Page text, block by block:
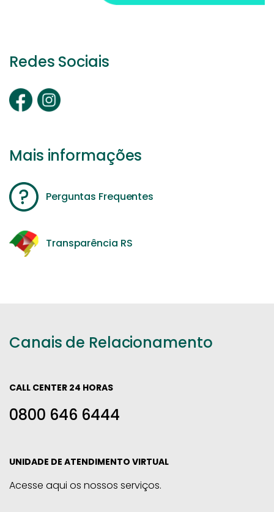
Redes Sociais
Mais informações
Perguntas Frequentes
Transparência RS
Canais de Relacionamento
CALL CENTER 24 HORAS
0800 646 6444
UNIDADE DE ATENDIMENTO VIRTUAL
Acesse aqui os nossos serviços.